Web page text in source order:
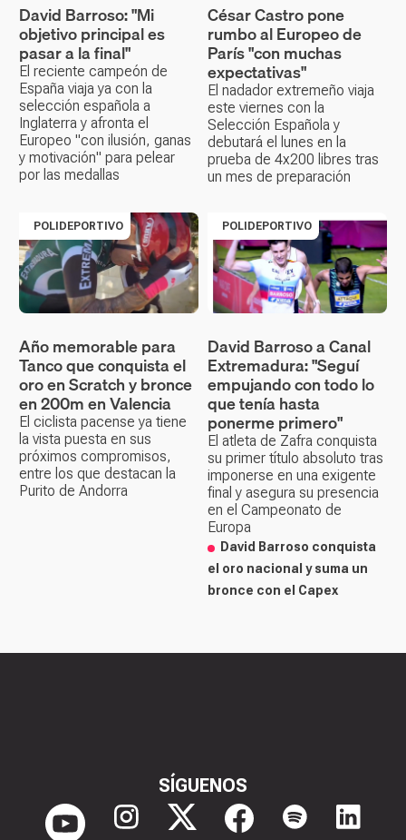
David Barroso: "Mi
objetivo principal es
pasar a la final"
El reciente campeón de
España viaja ya con la
selección española a
Inglaterra y afronta el
Europeo "con ilusión, ganas
y motivación" para pelear
por las medallas
César Castro pone
rumbo al Europeo de
París "con muchas
expectativas"
El nadador extremeño viaja
este viernes con la
Selección Española y
debutará el lunes en la
prueba de 4x200 libres tras
un mes de preparación
POLIDEPORTIVO
Año memorable para
Tanco que conquista el
oro en Scratch y bronce
en 200m en Valencia
El ciclista pacense ya tiene
la vista puesta en sus
próximos compromisos,
entre los que destacan la
Purito de Andorra
POLIDEPORTIVO
David Barroso a Canal
Extremadura: "Seguí
empujando con todo lo
que tenía hasta
ponerme primero"
El atleta de Zafra conquista
su primer título absoluto tras
imponerse en una exigente
final y asegura su presencia
en el Campeonato de
Europa
David Barroso conquista
el oro nacional y suma un
bronce con el Capex
SÍGUENOS